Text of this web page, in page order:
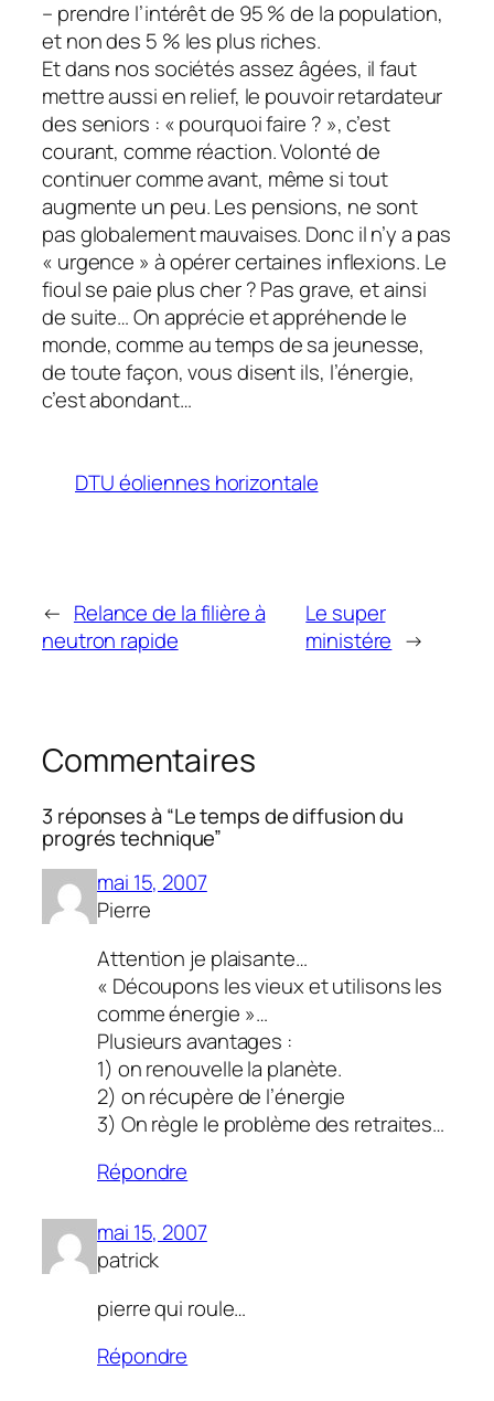
– prendre l’intérêt de 95 % de la population,
et non des 5 % les plus riches.
Et dans nos sociétés assez âgées, il faut
mettre aussi en relief, le pouvoir retardateur
des seniors : « pourquoi faire ? », c’est
courant, comme réaction. Volonté de
continuer comme avant, même si tout
augmente un peu. Les pensions, ne sont
pas globalement mauvaises. Donc il n’y a pas
« urgence » à opérer certaines inflexions. Le
fioul se paie plus cher ? Pas grave, et ainsi
de suite… On apprécie et appréhende le
monde, comme au temps de sa jeunesse,
de toute façon, vous disent ils, l’énergie,
c’est abondant…
DTU éoliennes horizontale
← Relance de la filière à
neutron rapide
Le super
ministére →
Commentaires
3 réponses à “Le temps de diffusion du
progrés technique”
mai 15, 2007
Pierre
Attention je plaisante…
« Découpons les vieux et utilisons les
comme énergie »…
Plusieurs avantages :
1) on renouvelle la planète.
2) on récupère de l’énergie
3) On règle le problème des retraites…
Répondre
mai 15, 2007
patrick
pierre qui roule…
Répondre